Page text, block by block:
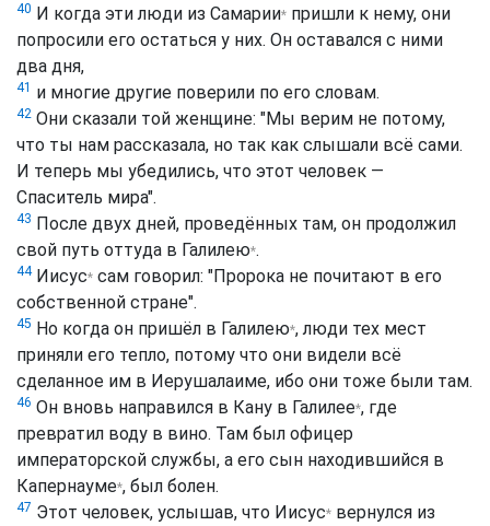
40 И когда эти люди из Самарии* пришли к нему, они
попросили его остаться у них. Он оставался с ними
два дня,
41 и многие другие поверили по его словам.
42 Они сказали той женщине: "Мы верим не потому,
что ты нам рассказала, но так как слышали всё сами.
И теперь мы убедились, что этот человек —
Спаситель мира".
43 После двух дней, проведённых там, он продолжил
свой путь оттуда в Галилею*.
44 Иисус* сам говорил: "Пророка не почитают в его
собственной стране".
45 Но когда он пришёл в Галилею*, люди тех мест
приняли его тепло, потому что они видели всё
сделанное им в Иерушалаиме, ибо они тоже были там.
46 Он вновь направился в Кану в Галилее*, где
превратил воду в вино. Там был офицер
императорской службы, а его сын находившийся в
Капернауме*, был болен.
47 Этот человек, услышав, что Иисус* вернулся из